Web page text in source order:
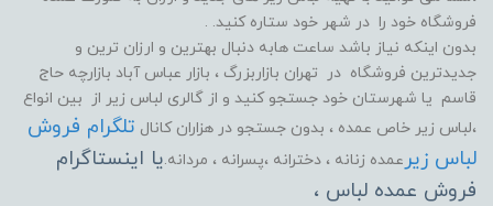
فروشگاه خود را در شهر خود ستاره کنید. .
بدون اینکه نیاز باشد ساعت هابه دنبال بهترین و ارزان ترین و
جدیدترین فروشگاه در تهران بازاربزرگ ، بازار عباس آباد بازارچه حاج
قاسم یا شهرستان خود جستجو کنید و از گالری لباس زیر از بین انواع
،لباس زیر خاص عمده ، بدون جستجو در هزاران کانال تلگرام فروش
لباس زیر عمده زنانه ، دخترانه ،پسرانه ، مردانه.یا اینستاگرام
فروش عمده لباس ،